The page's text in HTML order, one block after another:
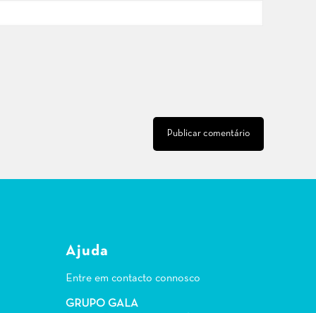
Ajuda
Entre em contacto connosco
GRUPO GALA